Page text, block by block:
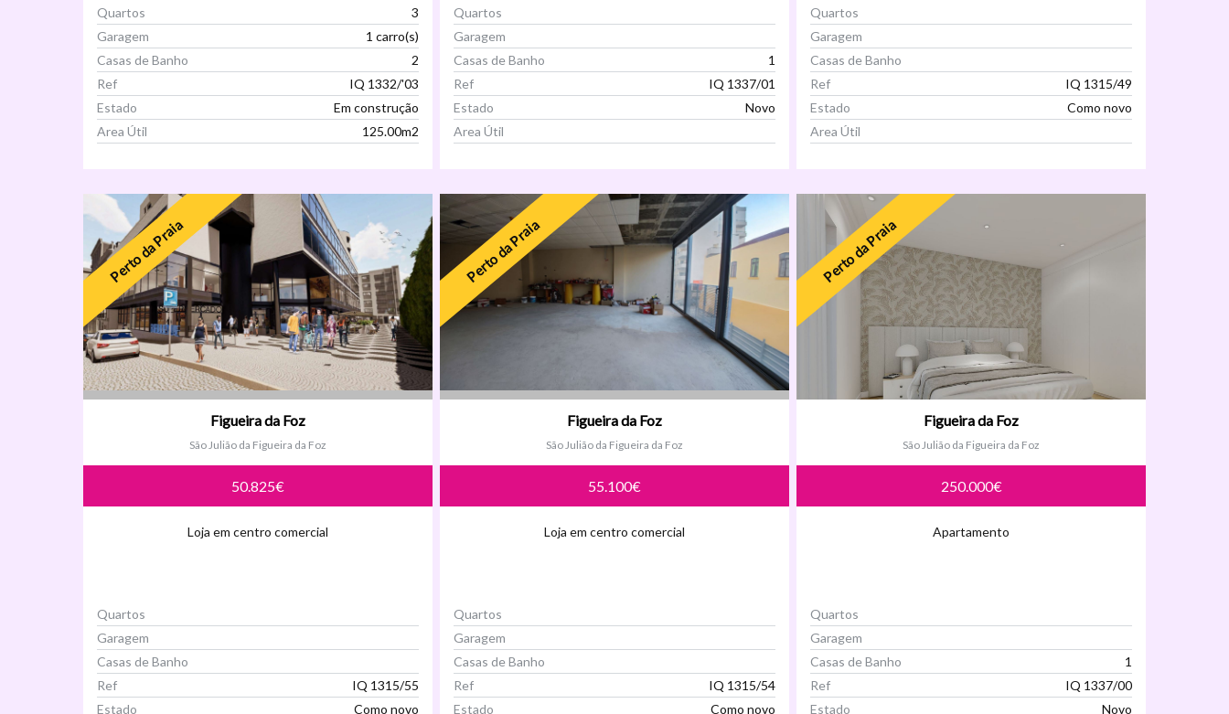
Quartos
3
Garagem
1 carro(s)
Casas de Banho
2
Ref
IQ 1332/'03
Estado
Em construção
Area Útil
125.00m2
Quartos
Garagem
Casas de Banho
1
Ref
IQ 1337/01
Estado
Novo
Area Útil
Quartos
Garagem
Casas de Banho
Ref
IQ 1315/49
Estado
Como novo
Area Útil
Perto da Praia
Figueira da Foz
São Julião da Figueira da Foz
50.825€
Loja em centro comercial
Quartos
Garagem
Casas de Banho
Ref
IQ 1315/55
Estado
Como novo
Perto da Praia
Figueira da Foz
São Julião da Figueira da Foz
55.100€
Loja em centro comercial
Quartos
Garagem
Casas de Banho
Ref
IQ 1315/54
Estado
Como novo
Perto da Praia
Figueira da Foz
São Julião da Figueira da Foz
250.000€
Apartamento
Quartos
Garagem
Casas de Banho
1
Ref
IQ 1337/00
Estado
Novo